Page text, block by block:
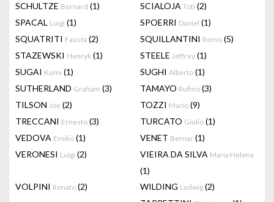
SCHULTZE Bernard (1) SCIALOJA Toti (2)
SPACAL Luigi (1) SPOERRI Daniel (1)
SQUATRITI Fausta (2) SQUILLANTINI Remo (5)
STAZEWSKI Henryk (1) STEELE Jeffrey (1)
SUGAI Kumi (1) SUGHI Alberto (1)
SUTHERLAND Graham (3) TAMAYO Rufino (3)
TILSON Joe (2) TOZZI Mario (9)
TRECCANI Ernesto (3) TURCATO Giulio (1)
VEDOVA Emilio (1) VENET Bernar (1)
VERONESI Luigi (2) VIEIRA DA SILVA Maria Helena
(1)
VOLPINI Renato (2) WILDING Ludwig (2)